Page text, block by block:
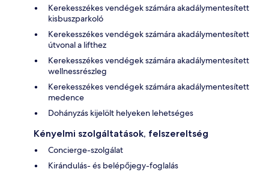
Kerekesszékes vendégek számára akadálymentesített
kisbuszparkoló
Kerekesszékes vendégek számára akadálymentesített
útvonal a lifthez
Kerekesszékes vendégek számára akadálymentesített
wellnessrészleg
Kerekesszékes vendégek számára akadálymentesített
medence
Dohányzás kijelölt helyeken lehetséges
Kényelmi szolgáltatások, felszereltség
Concierge-szolgálat
Kirándulás- és belépőjegy-foglalás